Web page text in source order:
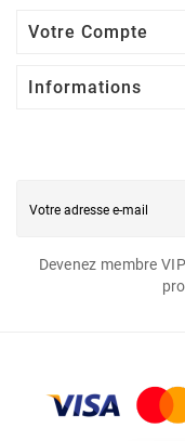
Votre Compte
Informations
Devenez membre